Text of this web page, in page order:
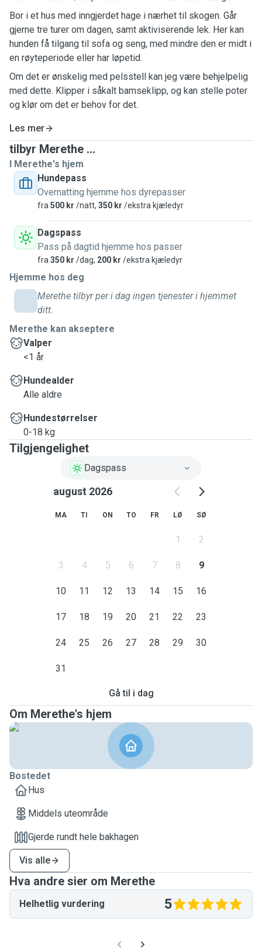
Bor i et hus med inngjerdet hage i nærhet til skogen. Går
gjerne tre turer om dagen, samt aktiviserende lek. Her kan
hunden få tilgang til sofa og seng, med mindre den er midt i
en røyteperiode eller har løpetid.
Om det er ønskelig med pelsstell kan jeg være behjelpelig
med dette. Klipper i såkalt bamseklipp, og kan stelle poter
og klør om det er behov for det.
Les mer
tilbyr Merethe ...
I Merethe's hjem
Hundepass
Overnatting hjemme hos dyrepasser
fra 500 kr /natt, 350 kr /ekstra kjæledyr
Dagspass
Pass på dagtid hjemme hos passer
fra 350 kr /dag, 200 kr /ekstra kjæledyr
Hjemme hos deg
Merethe tilbyr per i dag ingen tjenester i hjemmet
ditt.
Merethe kan akseptere
Valper
<1 år
Hundealder
Alle aldre
Hundestørrelser
0-18 kg
Tilgjengelighet
Dagspass
august 2026
MA TI ON TO FR LØ SØ
1 2
3 4 5 6 7 8 9
10 11 12 13 14 15 16
17 18 19 20 21 22 23
24 25 26 27 28 29 30
31
Gå til i dag
Om Merethe's hjem
Bostedet
Hus
Middels uteområde
Gjerde rundt hele bakhagen
Vis alle
Hva andre sier om Merethe
Helhetlig vurdering 5